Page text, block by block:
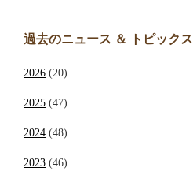
過去のニュース ＆ トピックス
2026 (20)
2025 (47)
2024 (48)
2023 (46)